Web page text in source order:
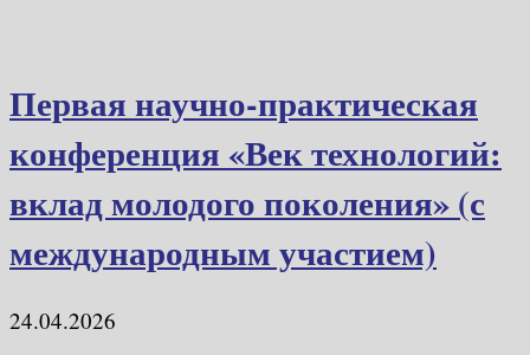
Первая научно‑практическая
конференция «Век технологий:
вклад молодого поколения» (с
международным участием)
24.04.2026